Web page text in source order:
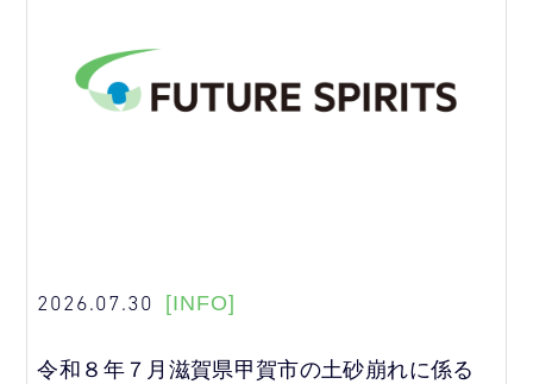
2026.07.30 [INFO]
令和８年７月滋賀県甲賀市の土砂崩れに係る